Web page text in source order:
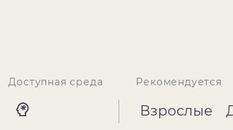
Доступная среда Рекомендуется
Взрослые